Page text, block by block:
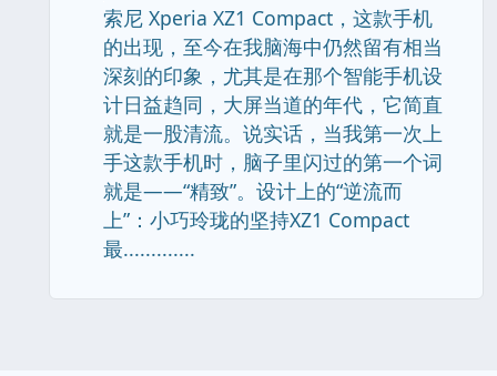
索尼 Xperia XZ1 Compact，这款手机
的出现，至今在我脑海中仍然留有相当
深刻的印象，尤其是在那个智能手机设
计日益趋同，大屏当道的年代，它简直
就是一股清流。说实话，当我第一次上
手这款手机时，脑子里闪过的第一个词
就是——“精致”。设计上的“逆流而
上”：小巧玲珑的坚持XZ1 Compact
最.............